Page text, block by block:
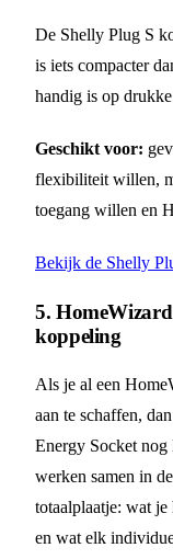
De Shelly Plug S
is iets compacter
handig is op
Geschikt voor:
flexibiliteit willen,
toegang willen en
Bekijk de Shelly
5.
koppeling
Als je al een
aan te schaffen,
Energy Socket
werken samen in
totaalplaatje: wat
en wat elk